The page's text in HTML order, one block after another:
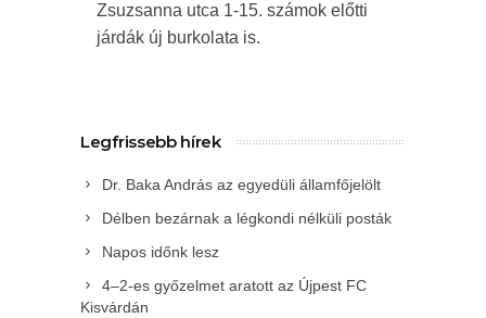
Zsuzsanna utca 1-15. számok előtti
járdák új burkolata is.
Legfrissebb hírek
Dr. Baka András az egyedüli államfőjelölt
Délben bezárnak a légkondi nélküli posták
Napos időnk lesz
4–2-es győzelmet aratott az Újpest FC
Kisvárdán